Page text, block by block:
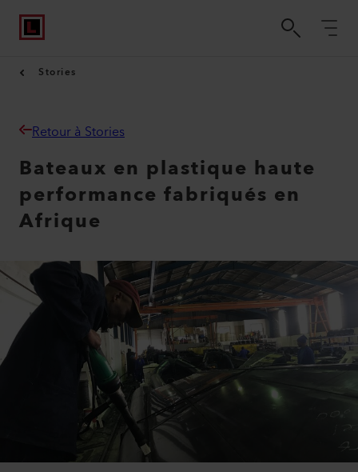
Stories
Retour à Stories
Bateaux en plastique haute
performance fabriqués en
Afrique